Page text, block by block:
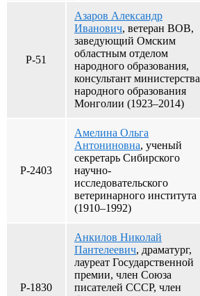
Р-51
Азаров Александр
Иванович, ветеран ВОВ,
заведующий Омским
областным отделом
народного образования,
консультант министерства
народного образования
Монголии (1923–2014)
Р-2403
Амелина Ольга
Антониновна, ученый
секретарь Сибирского
научно-
исследовательского
ветеринарного института
(1910–1992)
Р-1830
Анкилов Николай
Пантелеевич, драматург,
лауреат Государственной
премии, член Союза
писателей СССР, член